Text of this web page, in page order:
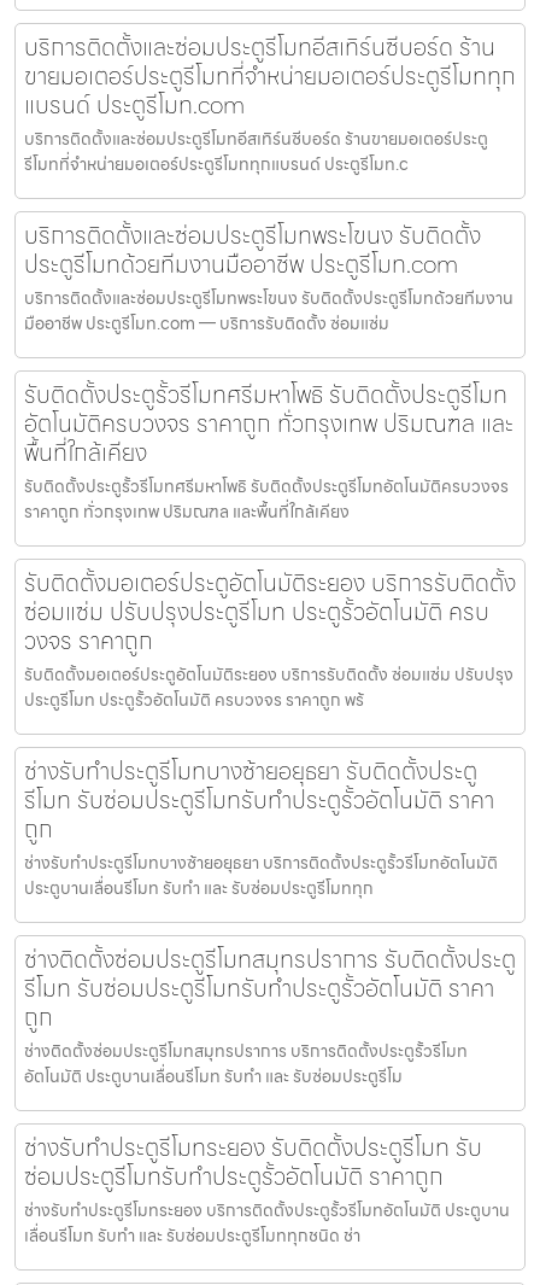
บริการติดตั้งและซ่อมประตูรีโมทอีสเทิร์นซีบอร์ด ร้าน
ขายมอเตอร์ประตูรีโมทที่จำหน่ายมอเตอร์ประตูรีโมททุก
แบรนด์ ประตูรีโมท.com
บริการติดตั้งและซ่อมประตูรีโมทอีสเทิร์นซีบอร์ด ร้านขายมอเตอร์ประตู
รีโมทที่จำหน่ายมอเตอร์ประตูรีโมททุกแบรนด์ ประตูรีโมท.c
บริการติดตั้งและซ่อมประตูรีโมทพระโขนง รับติดตั้ง
ประตูรีโมทด้วยทีมงานมืออาชีพ ประตูรีโมท.com
บริการติดตั้งและซ่อมประตูรีโมทพระโขนง รับติดตั้งประตูรีโมทด้วยทีมงาน
มืออาชีพ ประตูรีโมท.com — บริการรับติดตั้ง ซ่อมแซ่ม
รับติดตั้งประตูรั้วรีโมทศรีมหาโพธิ รับติดตั้งประตูรีโมท
อัตโนมัติครบวงจร ราคาถูก ทั่วกรุงเทพ ปริมณฑล และ
พื้นที่ใกล้เคียง
รับติดตั้งประตูรั้วรีโมทศรีมหาโพธิ รับติดตั้งประตูรีโมทอัตโนมัติครบวงจร
ราคาถูก ทั่วกรุงเทพ ปริมณฑล และพื้นที่ใกล้เคียง
รับติดตั้งมอเตอร์ประตูอัตโนมัติระยอง บริการรับติดตั้ง
ซ่อมแซ่ม ปรับปรุงประตูรีโมท ประตูรั้วอัตโนมัติ ครบ
วงจร ราคาถูก
รับติดตั้งมอเตอร์ประตูอัตโนมัติระยอง บริการรับติดตั้ง ซ่อมแซ่ม ปรับปรุง
ประตูรีโมท ประตูรั้วอัตโนมัติ ครบวงจร ราคาถูก พร้
ช่างรับทำประตูรีโมทบางซ้ายอยุธยา รับติดตั้งประตู
รีโมท รับซ่อมประตูรีโมทรับทำประตูรั้วอัตโนมัติ ราคา
ถูก
ช่างรับทำประตูรีโมทบางซ้ายอยุธยา บริการติดตั้งประตูรั้วรีโมทอัตโนมัติ
ประตูบานเลื่อนรีโมท รับทำ และ รับซ่อมประตูรีโมททุก
ช่างติดตั้งซ่อมประตูรีโมทสมุทรปราการ รับติดตั้งประตู
รีโมท รับซ่อมประตูรีโมทรับทำประตูรั้วอัตโนมัติ ราคา
ถูก
ช่างติดตั้งซ่อมประตูรีโมทสมุทรปราการ บริการติดตั้งประตูรั้วรีโมท
อัตโนมัติ ประตูบานเลื่อนรีโมท รับทำ และ รับซ่อมประตูรีโม
ช่างรับทำประตูรีโมทระยอง รับติดตั้งประตูรีโมท รับ
ซ่อมประตูรีโมทรับทำประตูรั้วอัตโนมัติ ราคาถูก
ช่างรับทำประตูรีโมทระยอง บริการติดตั้งประตูรั้วรีโมทอัตโนมัติ ประตูบาน
เลื่อนรีโมท รับทำ และ รับซ่อมประตูรีโมททุกชนิด ช่า